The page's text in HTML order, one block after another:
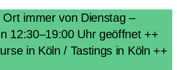
Ort immer von Dienstag –
12:30–19:00 Uhr geöffnet ++
in Köln / Tastings in Köln ++